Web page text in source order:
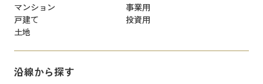
マンション
事業用
戸建て
投資用
土地
沿線から探す